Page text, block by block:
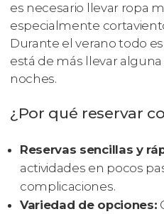
es necesario llevar ropa
especialmente
Durante el verano todo
está de más llevar
noches.
¿Por qué reservar
Reservas sencillas y
actividades en pocos
complicaciones.
Variedad de opciones: